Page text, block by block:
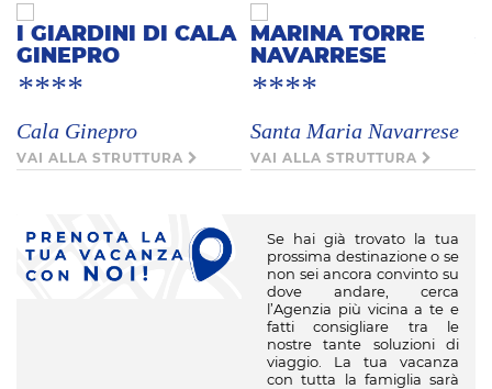
I GIARDINI DI CALA
GINEPRO
****
Cala Ginepro
VAI ALLA STRUTTURA
MARINA TORRE
NAVARRESE
****
Santa Maria Navarrese
VAI ALLA STRUTTURA
Se hai già trovato la tua
prossima destinazione o se
non sei ancora convinto su
dove andare, cerca
l’Agenzia più vicina a te e
fatti consigliare tra le
nostre tante soluzioni di
viaggio. La tua vacanza
con tutta la famiglia sarà